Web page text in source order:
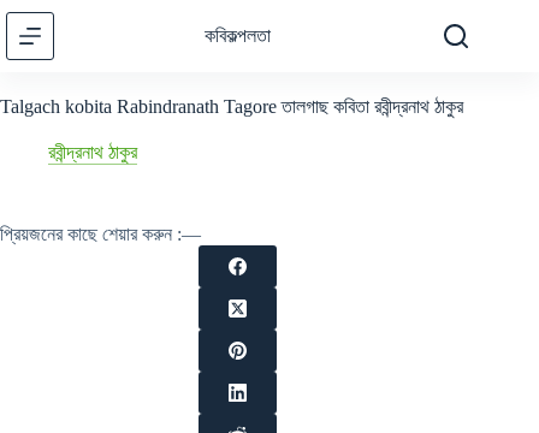
Skip
content
কবিকল্পলতা
Talgach kobita Rabindranath Tagore তালগাছ কবিতা রবীন্দ্রনাথ ঠাকুর
রবীন্দ্রনাথ ঠাকুর
প্রিয়জনের কাছে শেয়ার করুন :—